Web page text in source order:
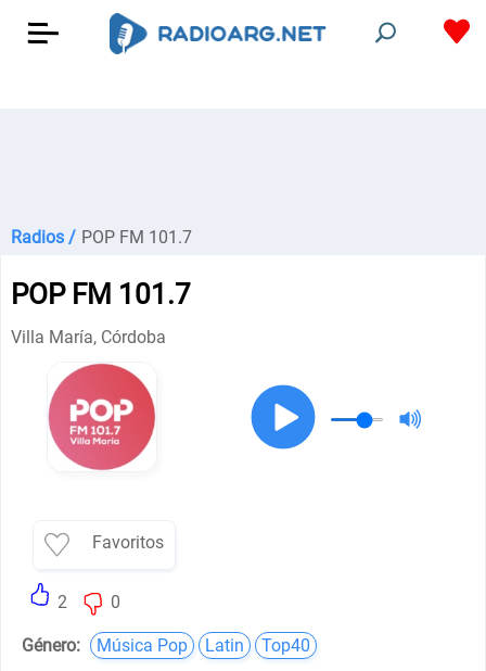
Radios / POP FM 101.7
POP FM 101.7
Villa María, Córdoba
Favoritos
2 0
Género: Música Pop Latin Top40